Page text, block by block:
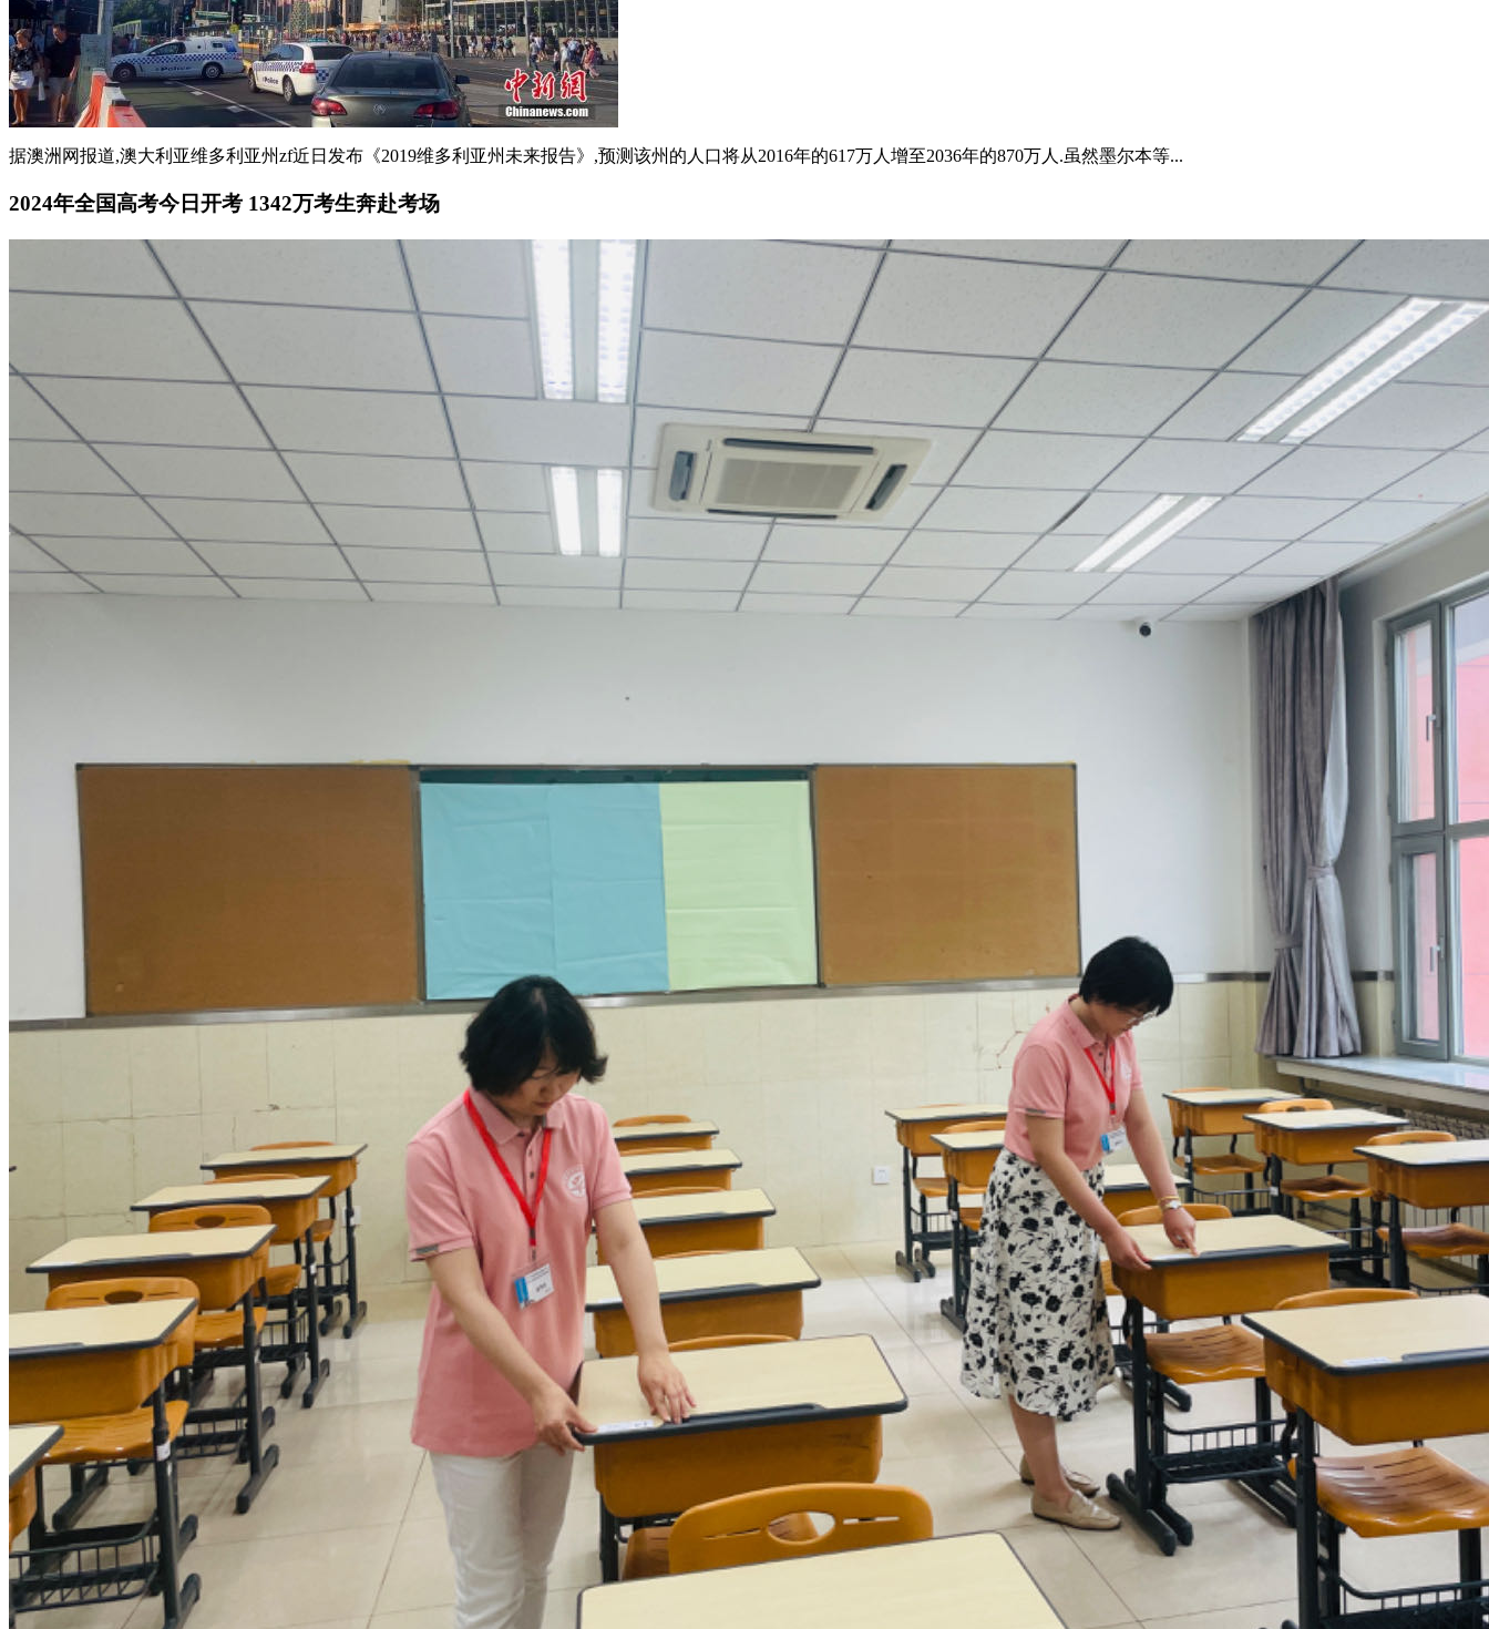
据澳洲网报道,澳大利亚维多利亚州zf近日发布《2019维多利亚州未来报告》,预测该州的人口将从2016年的617万人增至2036年的870万人.虽然墨尔本等...
2024年全国高考今日开考 1342万考生奔赴考场